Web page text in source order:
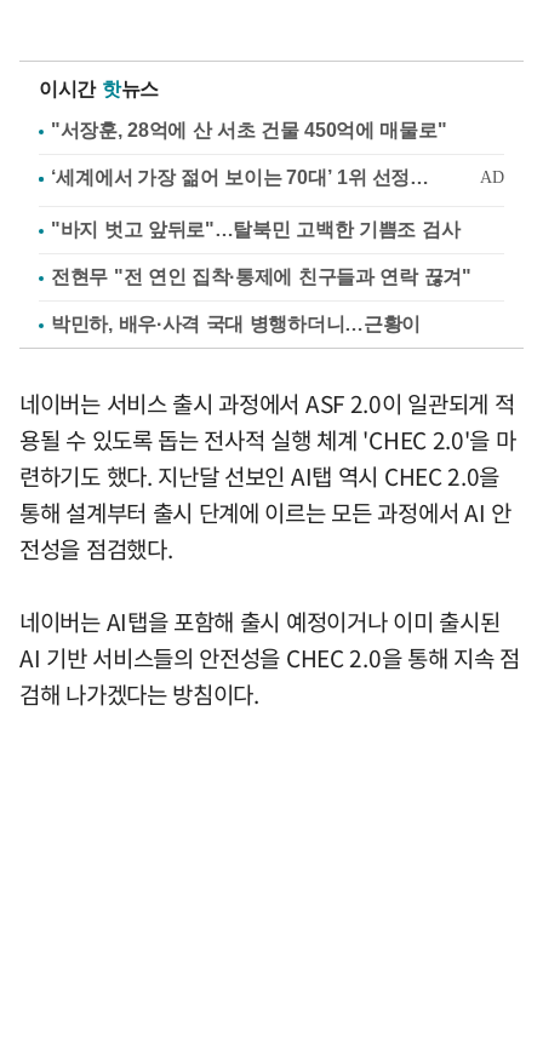
이시간 핫뉴스
"서장훈, 28억에 산 서초 건물 450억에 매물로"
"바지 벗고 앞뒤로"…탈북민 고백한 기쁨조 검사
전현무 "전 연인 집착·통제에 친구들과 연락 끊겨"
박민하, 배우·사격 국대 병행하더니…근황이
네이버는 서비스 출시 과정에서 ASF 2.0이 일관되게 적
용될 수 있도록 돕는 전사적 실행 체계 'CHEC 2.0'을 마
련하기도 했다. 지난달 선보인 AI탭 역시 CHEC 2.0을
통해 설계부터 출시 단계에 이르는 모든 과정에서 AI 안
전성을 점검했다.
네이버는 AI탭을 포함해 출시 예정이거나 이미 출시된
AI 기반 서비스들의 안전성을 CHEC 2.0을 통해 지속 점
검해 나가겠다는 방침이다.